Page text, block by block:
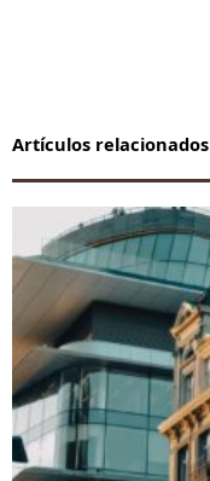
Artículos relacionados